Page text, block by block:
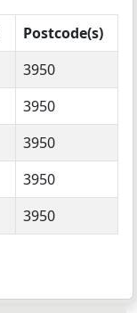
Postcode(s)
3950
3950
3950
3950
3950